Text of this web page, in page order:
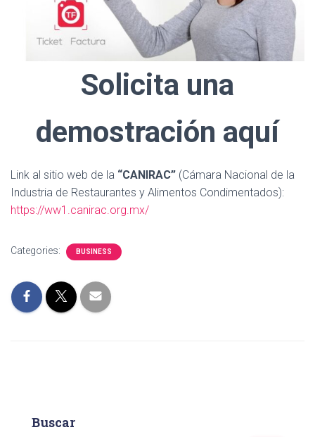
Solicita una
demostración aquí
Link al sitio web de la “CANIRAC” (Cámara Nacional de la
Industria de Restaurantes y Alimentos Condimentados):
https://ww1.canirac.org.mx/
Categories: BUSINESS
Buscar